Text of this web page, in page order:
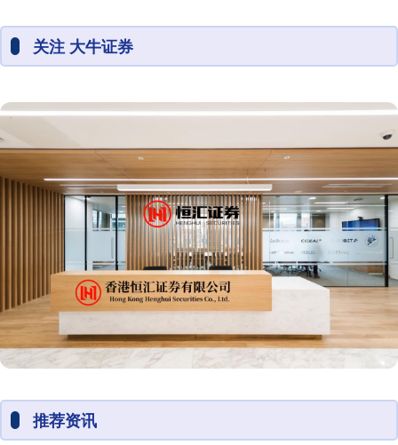
关注 大牛证券
推荐资讯